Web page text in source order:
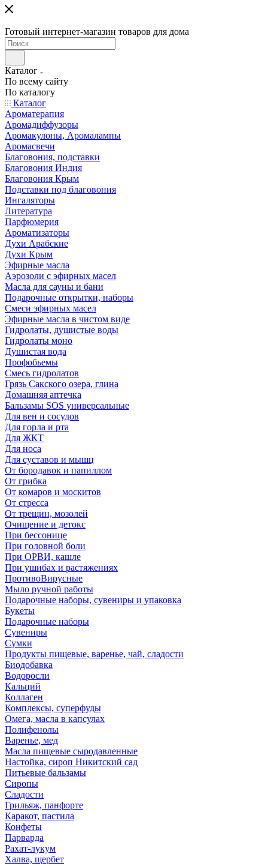
Готовый интернет-магазин товаров для дома
Каталог
По всему сайту
По каталогу
Каталог
Ароматерапия
Аромадиффузоры
Аромакулоны, Аромалампы
Аромасвечи
Благовония, подставки
Благовония Индия
Благовония Крым
Подставки под благовония
Ингаляторы
Литература
Парфюмерия
Ароматизаторы
Духи Арабские
Духи Крым
Эфирные масла
Аэрозоли с эфирных масел
Масла для сауны и бани
Подарочные открытки, наборы
Смеси эфирных масел
Эфирные масла в чистом виде
Гидролаты, душистые воды
Гидролаты моно
Душистая вода
Профобьемы
Смесь гидролатов
Грязь Сакского озера, глина
Домашняя аптечка
Бальзамы SOS универсальные
Для вен и сосудов
Для горла и рта
Для ЖКТ
Для носа
Для суставов и мышц
От бородавок и папиллом
От грибка
От комаров и москитов
От стресса
От трещин, мозолей
Очищение и детокс
При бессонице
При головной боли
При ОРВИ, кашле
При ушибах и растяжениях
ПротивоВирусные
Мыло ручной работы
Подарочные наборы, сувениры и упаковка
Букеты
Подарочные наборы
Сувениры
Сумки
Продукты пищевые, варенье, чай, сладости
Биодобавка
Водоросли
Кальций
Коллаген
Комплексы, суперфуды
Омега, масла в капсулах
Полифенолы
Варенье, мед
Масла пищевые сыродавленные
Настойка, сироп Никитский сад
Питьевые бальзамы
Сиропы
Сладости
Грильяж, панфорте
Каракот, пастила
Конфеты
Парварда
Рахат-лукум
Халва, щербет